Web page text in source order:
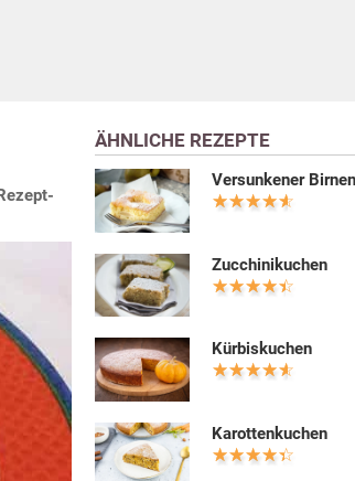
ÄHNLICHE REZEPTE
Versunkener
Zucchinikuchen
Kürbiskuchen
Karottenkuchen